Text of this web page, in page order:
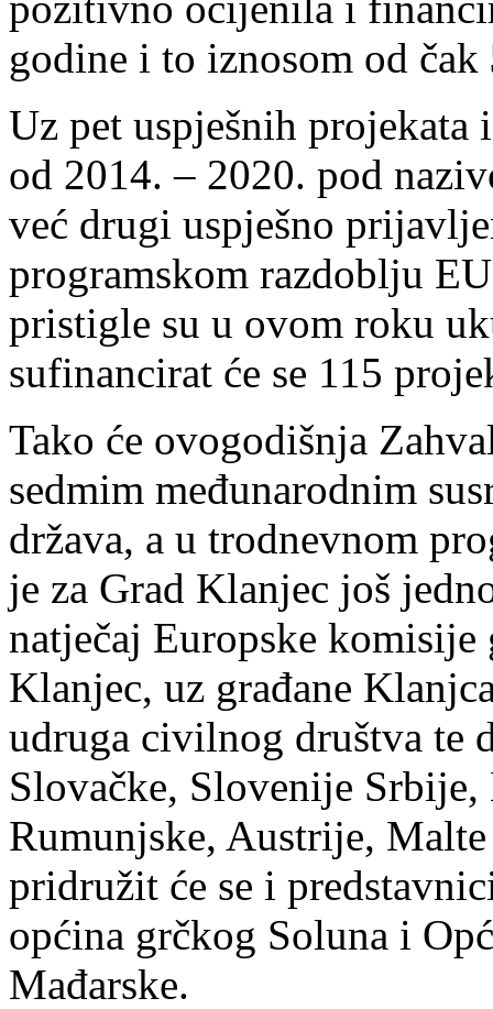
godine i to iznosom od čak
Uz pet uspješnih projekata
od 2014. – 2020. pod
već drugi uspješno
programskom razdoblju
pristigle su u ovom roku
sufinancirat će se 115
Tako će ovogodišnja
sedmim međunarodnim
država, a u trodnevnom
je za Grad Klanjec još
natječaj Europske
Klanjec, uz građane
udruga civilnog društva te
Slovačke, Slovenije
Rumunjske, Austrije,
pridružit će se i
općina grčkog Soluna i
Mađarske.